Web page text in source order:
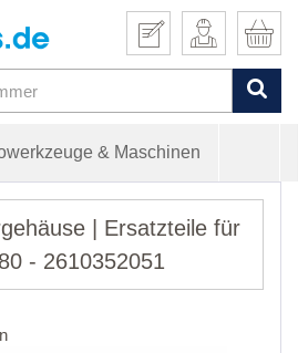
& Maschinen
| Ersatzteile für
- 2610352051